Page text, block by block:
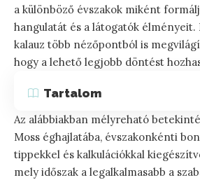
a különböző évszakok miként
hangulatát és a látogatók élményeit.
kalauz több nézőpontból is
hogy a lehető legjobb döntést
Tartalom
Az alábbiakban mélyreható
Moss éghajlatába, évszakonkénti
tippekkel és kalkulációkkal
mely időszak a legalkalmasabb a